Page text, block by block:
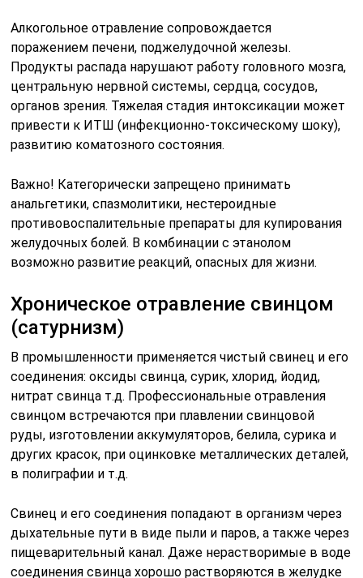
Алкогольное отравление сопровождается
поражением печени, поджелудочной железы.
Продукты распада нарушают работу головного мозга,
центральную нервной системы, сердца, сосудов,
органов зрения. Тяжелая стадия интоксикации может
привести к ИТШ (инфекционно-токсическому шоку),
развитию коматозного состояния.
Важно! Категорически запрещено принимать
анальгетики, спазмолитики, нестероидные
противовоспалительные препараты для купирования
желудочных болей. В комбинации с этанолом
возможно развитие реакций, опасных для жизни.
Хроническое отравление свинцом
(сатурнизм)
В промышленности применяется чистый свинец и его
соединения: оксиды свинца, сурик, хлорид, йодид,
нитрат свинца т.д. Профессиональные отравления
свинцом встречаются при плавлении свинцовой
руды, изготовлении аккумуляторов, белила, сурика и
других красок, при оцинковке металлических деталей,
в полиграфии и т.д.
Свинец и его соединения попадают в организм через
дыхательные пути в виде пыли и паров, а также через
пищеварительный канал. Даже нерастворимые в воде
соединения свинца хорошо растворяются в желудке